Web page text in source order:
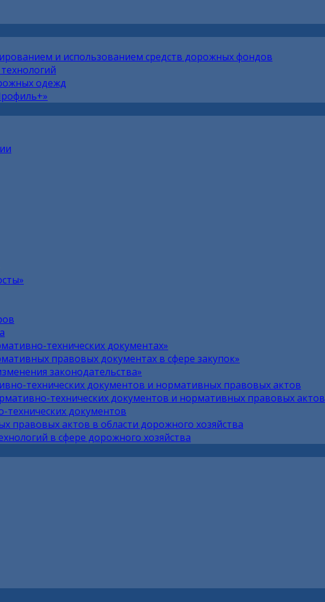
и использованием средств дорожных фондов
одежд
технических документах»
правовых документах в сфере закупок»
законодательства»
технических документов и нормативных правовых актов
технических документов и нормативных правовых актов
документов
правовых актов в области дорожного хозяйства
в сфере дорожного хозяйства